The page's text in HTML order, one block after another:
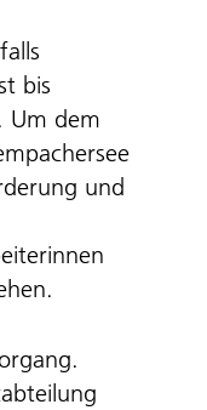
bis
Um dem
und